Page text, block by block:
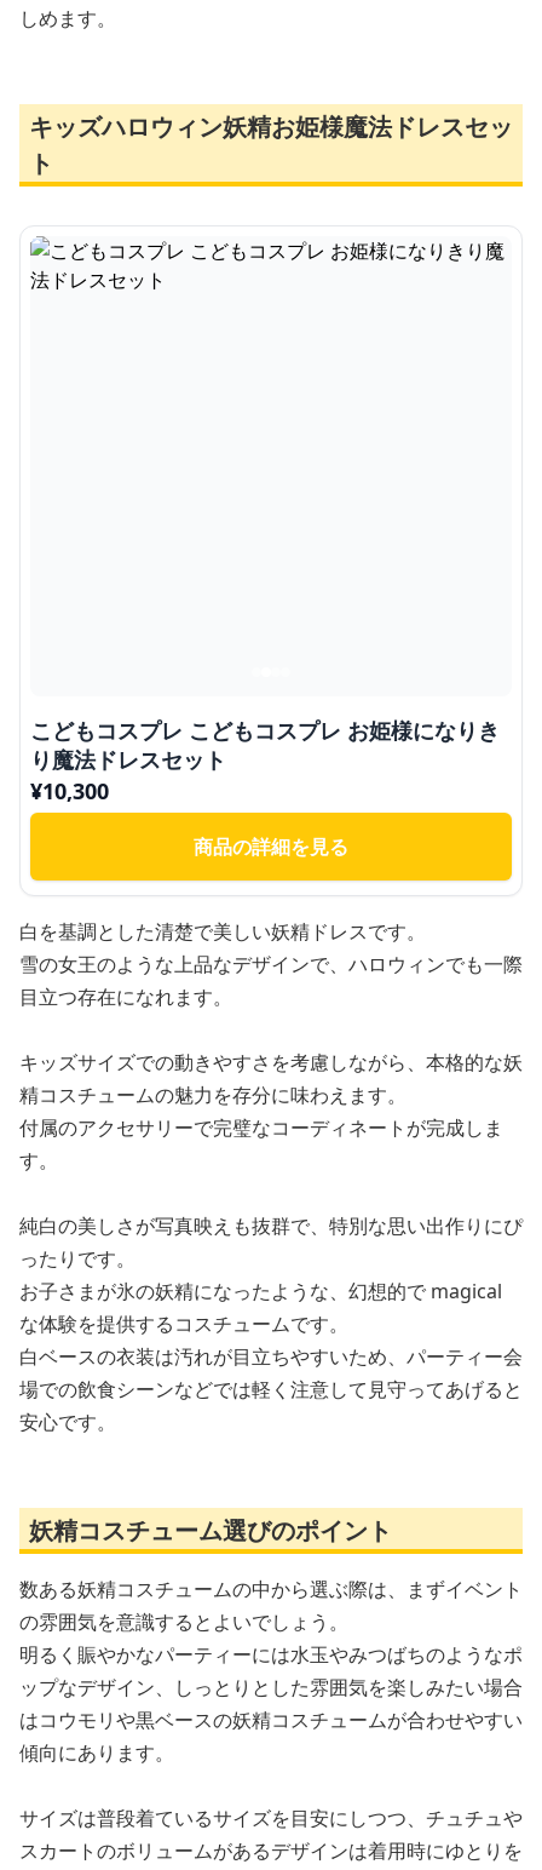
しめます。
キッズハロウィン妖精お姫様魔法ドレスセッ
ト
こどもコスプレ こどもコスプレ お姫様になりき
り魔法ドレスセット
¥10,300
商品の詳細を見る
白を基調とした清楚で美しい妖精ドレスです。
雪の女王のような上品なデザインで、ハロウィンでも一際
目立つ存在になれます。
キッズサイズでの動きやすさを考慮しながら、本格的な妖
精コスチュームの魅力を存分に味わえます。
付属のアクセサリーで完璧なコーディネートが完成しま
す。
純白の美しさが写真映えも抜群で、特別な思い出作りにぴ
ったりです。
お子さまが氷の妖精になったような、幻想的で magical
な体験を提供するコスチュームです。
白ベースの衣装は汚れが目立ちやすいため、パーティー会
場での飲食シーンなどでは軽く注意して見守ってあげると
安心です。
妖精コスチューム選びのポイント
数ある妖精コスチュームの中から選ぶ際は、まずイベント
の雰囲気を意識するとよいでしょう。
明るく賑やかなパーティーには水玉やみつばちのようなポ
ップなデザイン、しっとりとした雰囲気を楽しみたい場合
はコウモリや黒ベースの妖精コスチュームが合わせやすい
傾向にあります。
サイズは普段着ているサイズを目安にしつつ、チュチュや
スカートのボリュームがあるデザインは着用時にゆとりを